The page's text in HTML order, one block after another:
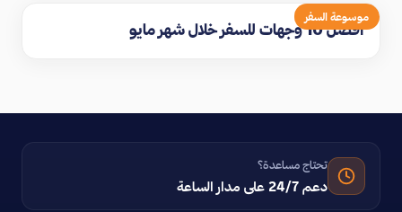
موسوعة السفر
افضل 10 وجهات للسفر خلال شهر مايو
تحتاج مساعدة؟
دعم 24/7 على مدار الساعة